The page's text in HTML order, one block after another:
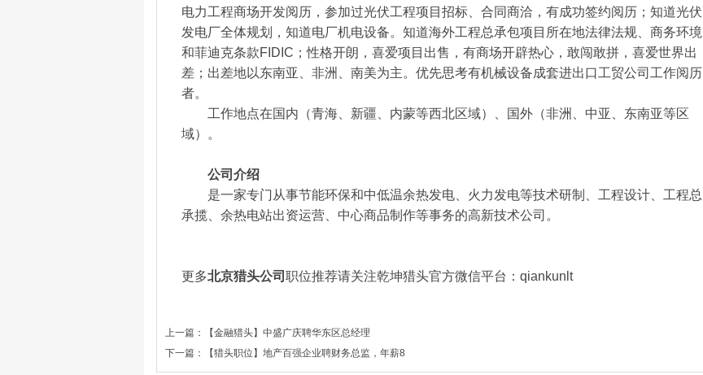
电力工程商场开发阅历，参加过光伏工程项目招标、合同商洽，有成功签约阅历；知道光伏
发电厂全体规划，知道电厂机电设备。知道海外工程总承包项目所在地法律法规、商务环境
和菲迪克条款FIDIC；性格开朗，喜爱项目出售，有商场开辟热心，敢闯敢拼，喜爱世界出
差；出差地以东南亚、非洲、南美为主。优先思考有机械设备成套进出口工贸公司工作阅历
者。
工作地点在国内（青海、新疆、内蒙等西北区域）、国外（非洲、中亚、东南亚等区
域）。
公司介绍
是一家专门从事节能环保和中低温余热发电、火力发电等技术研制、工程设计、工程总
承揽、余热电站出资运营、中心商品制作等事务的高新技术公司。
更多北京猎头公司 职位推荐请关注乾坤猎头官方微信平台：qiankunlt
上一篇：
【金融猎头】中盛广庆聘华东区总经理
下一篇：
【猎头职位】地产百强企业聘财务总监，年薪8